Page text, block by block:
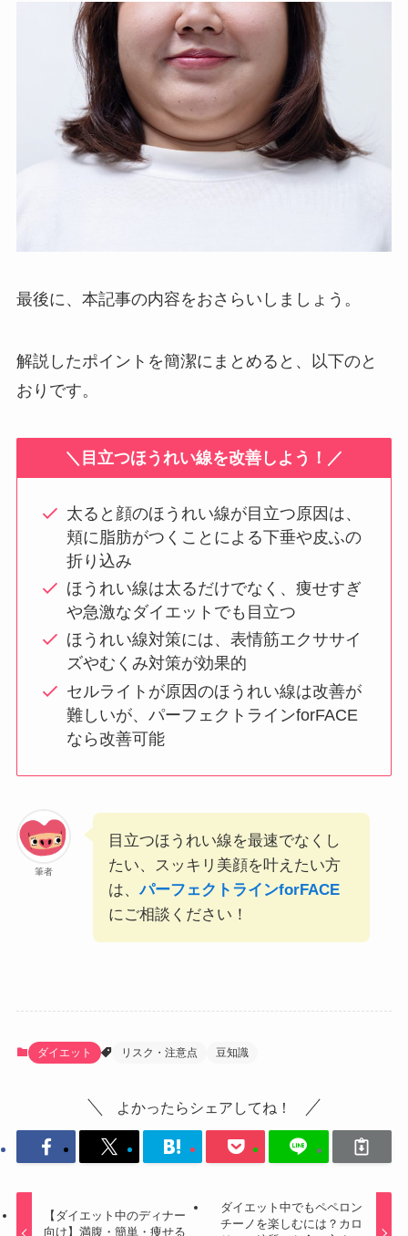
最後に、本記事の内容をおさらいしましょう。
解説したポイントを簡潔にまとめると、以下のと
おりです。
＼目立つほうれい線を改善しよう！／
太ると顔のほうれい線が目立つ原因は、
頬に脂肪がつくことによる下垂や皮ふの
折り込み
ほうれい線は太るだけでなく、痩せすぎ
や急激なダイエットでも目立つ
ほうれい線対策には、表情筋エクササイ
ズやむくみ対策が効果的
セルライトが原因のほうれい線は改善が
難しいが、パーフェクトラインforFACE
なら改善可能
筆者
目立つほうれい線を最速でなくし
たい、スッキリ美顔を叶えたい方
は、パーフェクトラインforFACE
にご相談ください！
ダイエット リスク・注意点 豆知識
よかったらシェアしてね！
【ダイエット中のディナー
向け】満腹・簡単・痩せる
ダイエット中でもペペロン
チーノを楽しむには？カロ